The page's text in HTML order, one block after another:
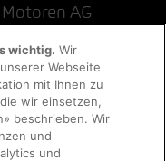
AG
Hinweise
wichtig. Wir
Webseite
mit Ihnen zu
wir einsetzen,
beschrieben. Wir
und
und